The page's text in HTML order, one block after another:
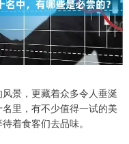
景，更藏着众多令人垂涎
里，有不少值得一试的美
着食客们去品味。